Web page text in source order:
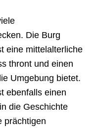
Die Burg
eine mittelalterliche
thront und einen
Umgebung bietet.
ebenfalls einen
die Geschichte
prächtigen